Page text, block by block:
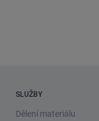
SLUŽBY
Dělení materiálu